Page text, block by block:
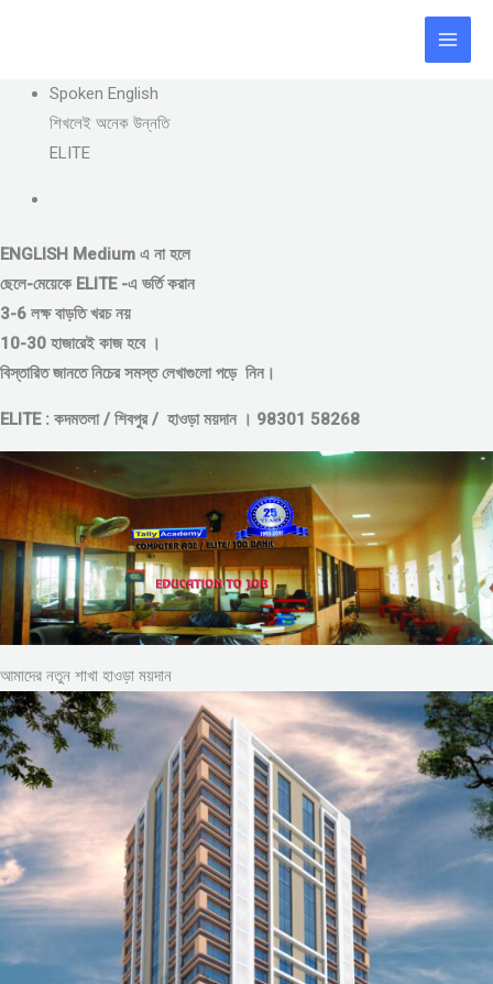
Spoken English
শিখলেই অনেক উন্নতি
ELITE
ENGLISH Medium এ না হলে
ছেলে-মেয়েকে ELITE -এ ভর্তি করান
3-6 লক্ষ বাড়তি খরচ নয়
10-30 হাজারেই কাজ হবে ।
বিস্তারিত জানতে নিচের সমস্ত লেখাগুলো পড়ে নিন।
ELITE : কদমতলা / শিবপুর / হাওড়া ময়দান । 98301 58268
আমাদের নতুন শাখা হাওড়া ময়দান